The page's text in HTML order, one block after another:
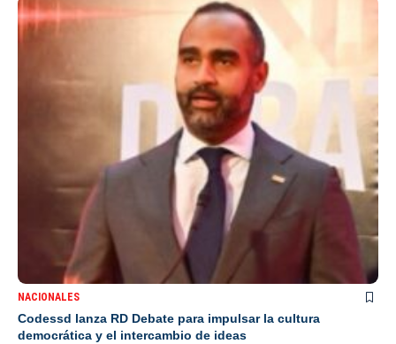
NACIONALES
Codessd lanza RD Debate para impulsar la cultura
democrática y el intercambio de ideas